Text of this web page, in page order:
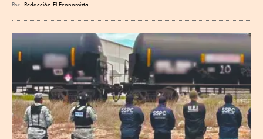
Por Redacción El Economista